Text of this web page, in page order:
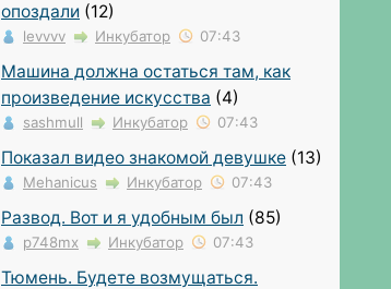
опоздали (12)
levvvv Инкубатор 07:43
Машина должна остаться там, как
произведение искусства (4)
sashmull Инкубатор 07:43
Показал видео знакомой девушке (13)
Mehanicus Инкубатор 07:43
Развод. Вот и я удобным был (85)
p748mx Инкубатор 07:43
Тюмень. Будете возмущаться.